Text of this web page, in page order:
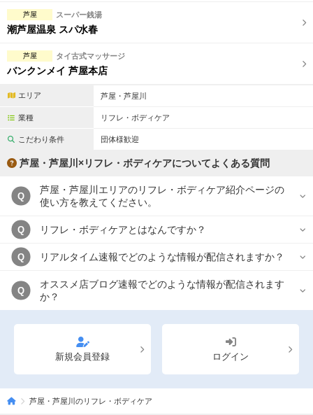
芦屋 スーパー銭湯
潮芦屋温泉 スパ水春
芦屋 タイ古式マッサージ
バンクンメイ 芦屋本店
エリア 芦屋・芦屋川
業種 リフレ・ボディケア
こだわり条件 団体様歓迎
芦屋・芦屋川×リフレ・ボディケアについてよくある質問
Q
芦屋・芦屋川エリアのリフレ・ボディケア紹介ページの
使い方を教えてください。
Q リフレ・ボディケアとはなんですか？
Q リアルタイム速報でどのような情報が配信されますか？
Q
オススメ店ブログ速報でどのような情報が配信されます
か？
新規会員登録 ログイン
芦屋・芦屋川のリフレ・ボディケア